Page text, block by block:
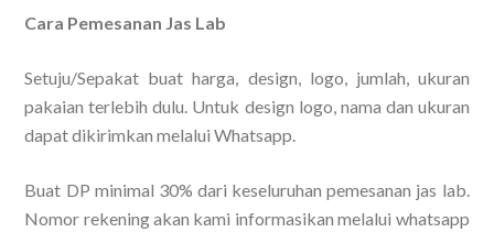
Cara Pemesanan Jas Lab
Setuju/Sepakat buat harga, design, logo, jumlah, ukuran
pakaian terlebih dulu. Untuk design logo, nama dan ukuran
dapat dikirimkan melalui Whatsapp.
Buat DP minimal 30% dari keseluruhan pemesanan jas lab.
Nomor rekening akan kami informasikan melalui whatsapp